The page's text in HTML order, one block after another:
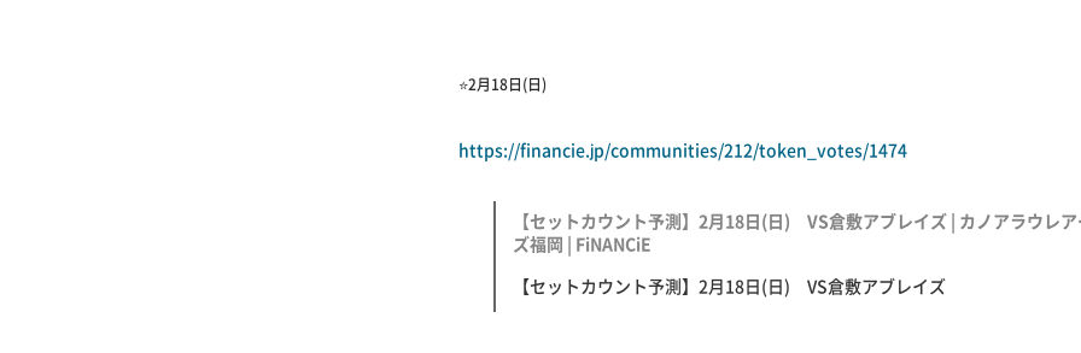
⭐️2月18日(日)
https://financie.jp/communities/212/token_votes/1474
【セットカウント予測】2月18日(日) VS倉敷アブレイズ | カノアラウレ
ズ福岡 | FiNANCiE
【セットカウント予測】2月18日(日) VS倉敷アブレイズ